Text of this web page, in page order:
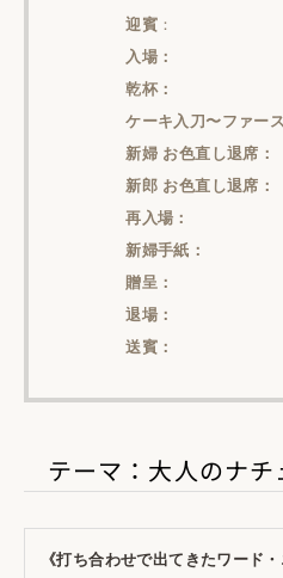
迎賓 ：
入場：
乾杯：
ケーキ入刀〜ファー
新婦 お色直し退席：
新郎 お色直し退席：
再入場：
新婦手紙：
贈呈：
退場：
送賓：
テーマ：大人のナ
《打ち合わせで出てきたワード・